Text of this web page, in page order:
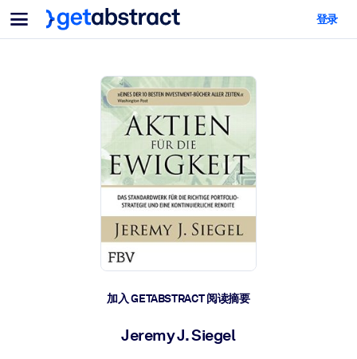
菜单
面向团队与管理者
为您的员工配备关键的人工智能技能。
帮助您的管理者为未来的工作时代做好准备。
让团队更轻松地共同学习、解决实际问题并更快采取行动。
技能提升与重塑
培养您的员工应对未来挑战所需的技能。
面向人工智能系统
登录
加入 GETABSTRACT 阅读摘要
Jeremy J. Siegel